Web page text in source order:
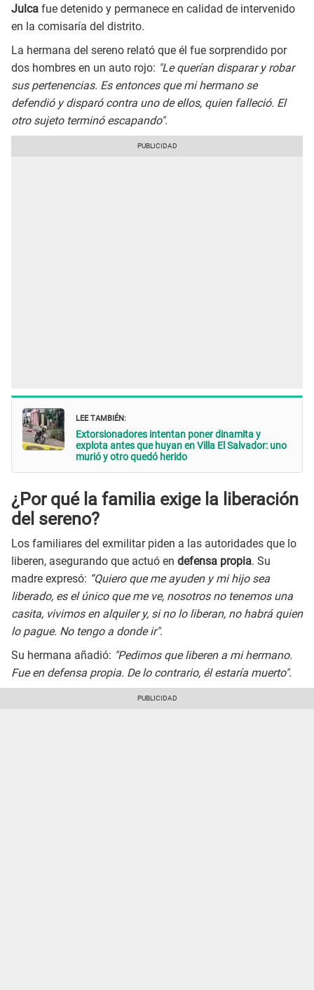
Julca fue detenido y permanece en calidad de intervenido
en la comisaría del distrito.
La hermana del sereno relató que él fue sorprendido por
dos hombres en un auto rojo: "Le querían disparar y robar
sus pertenencias. Es entonces que mi hermano se
defendió y disparó contra uno de ellos, quien falleció. El
otro sujeto terminó escapando".
LEE TAMBIÉN:
Extorsionadores intentan poner dinamita y
explota antes que huyan en Villa El Salvador: uno
murió y otro quedó herido
¿Por qué la familia exige la liberación
del sereno?
Los familiares del exmilitar piden a las autoridades que lo
liberen, asegurando que actuó en defensa propia. Su
madre expresó: “Quiero que me ayuden y mi hijo sea
liberado, es el único que me ve, nosotros no tenemos una
casita, vivimos en alquiler y, si no lo liberan, no habrá quien
lo pague. No tengo a donde ir".
Su hermana añadió: "Pedimos que liberen a mi hermano.
Fue en defensa propia. De lo contrario, él estaría muerto".